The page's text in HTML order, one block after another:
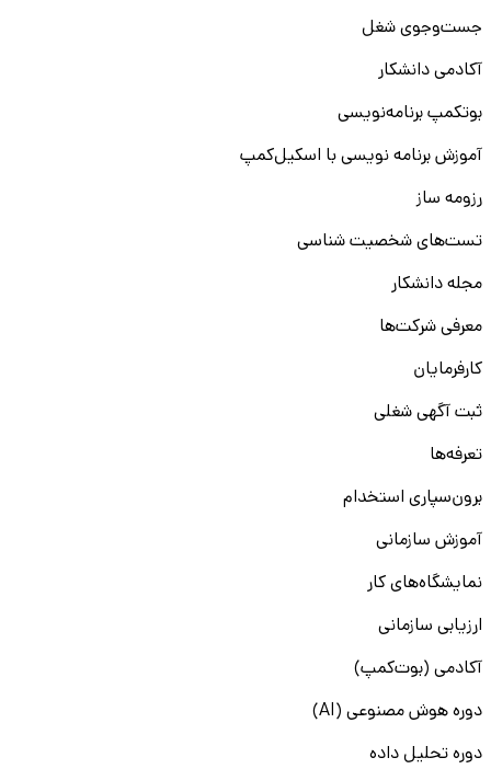
جست‌و‌جوی شغل
آکادمی دانشکار
بوتکمپ برنامه‌نویسی
آموزش برنامه نویسی با اسکیل‌کمپ
رزومه ساز
تست‌های شخصیت شناسی
مجله دانشکار
معرفی شرکت‌ها
کارفرمایان
ثبت آگهی شغلی
تعرفه‌ها
برون‌سپاری استخدام
آموزش سازمانی
نمایشگاه‌های کار
ارزیابی سازمانی
آکادمی (بوت‌کمپ)
دوره هوش مصنوعی (AI)
دوره تحلیل داده